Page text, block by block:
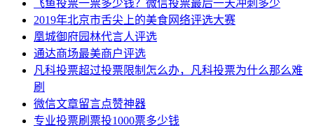
飞鱼投票一票多少钱？微信投票最后一天冲刺多少
2019年北京市舌尖上的美食网络评选大赛
凰城御府园林代言人评选
通达商场最美商户评选
凡科投票超过投票限制怎么办，凡科投票为什么那么难
刷
微信文章留言点赞神器
专业投票刷票投1000票多少钱